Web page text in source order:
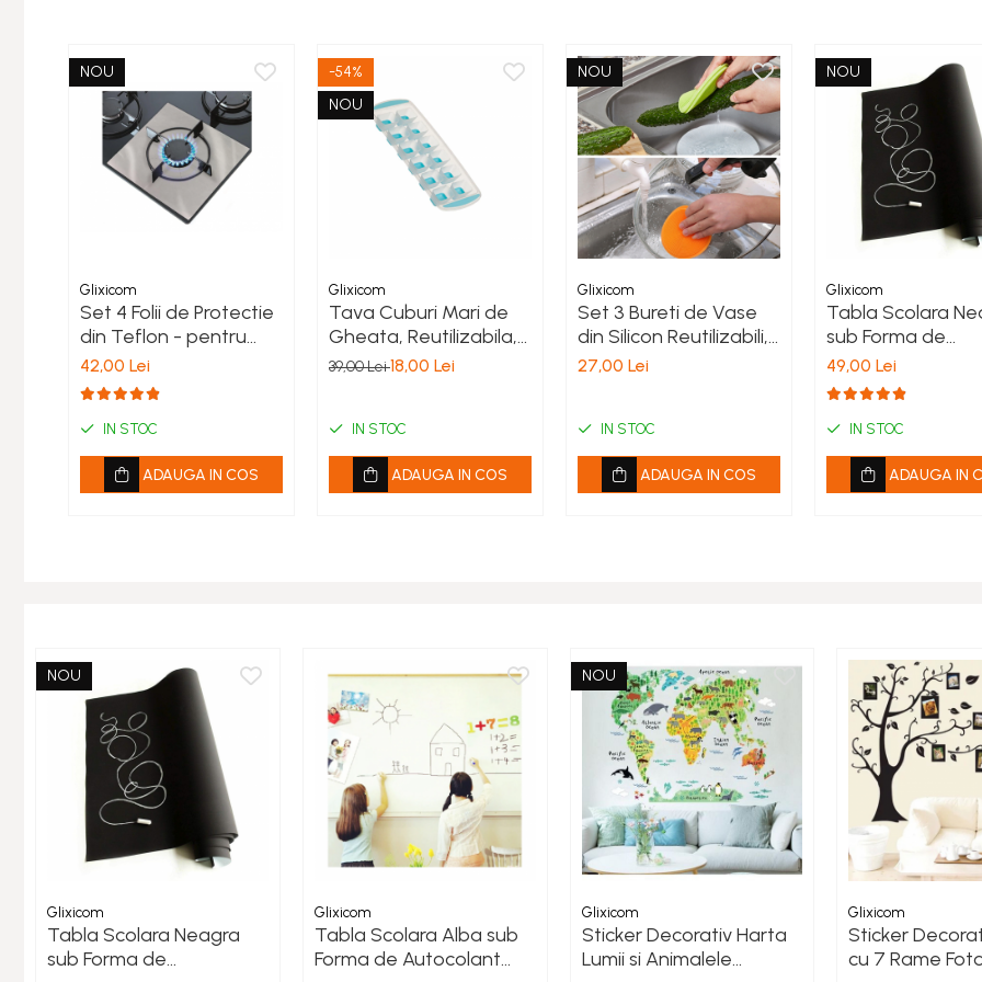
NOU
Glixicom
Set 4 Folii de Protectie
din Teflon - pentru
Plita si Aragaz ,
Reutilizabile, Gri, 28 x
42,00 Lei
IN STOC
ADAUGA IN COS
-54%
NOU
Glixicom
Tava Cuburi Mari de
Gheata, Reutilizabila,
12 Compartimente,
39,00 Lei18,00 Lei
IN STOC
ADAUGA IN COS
NOU
Glixicom
Set 3 Bureti de Vase
din Silicon Reutilizabili,
10,5 cm
27,00 Lei
IN STOC
ADAUGA IN COS
NOU
Glixicom
Tabla Scolara
sub Forma de
Autocolant pentru
Scris cu Creta, 2
49,00 Lei
IN STOC
ADAUGA IN
NOU
Glixicom
Tabla Scolara Neagra
sub Forma de
Glixicom
Tabla Scolara Alba sub
Forma de Autocolant
NOU
Glixicom
Sticker Decorativ Harta
Lumii si Animalele
Glixicom
Sticker
cu 7 Rame